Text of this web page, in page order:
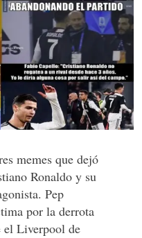
memes que dejó
Ronaldo y su
Pep
por la derrota
el Liverpool de